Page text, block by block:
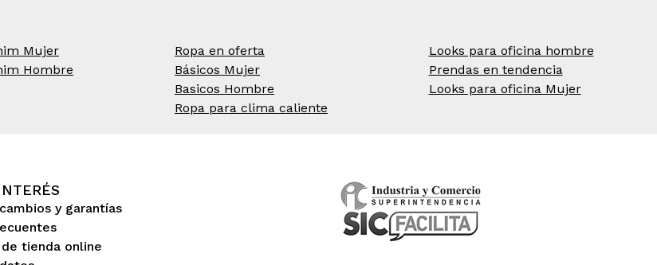
Mujer
Hombre
Ropa en oferta
Básicos Mujer
Basicos Hombre
Ropa para clima caliente
Looks para oficina hombre
Prendas en tendencia
Looks para oficina Mujer
y garantías
tienda online